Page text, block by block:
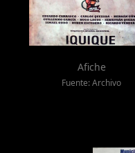
Afiche
Fuente: Archivo